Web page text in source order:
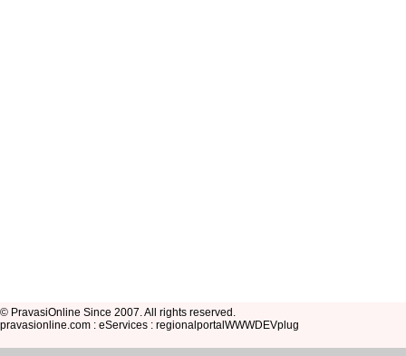
© PravasiOnline Since 2007. All rights reserved.
pravasionline.com : eServices : regionalportalWWWDEVplug